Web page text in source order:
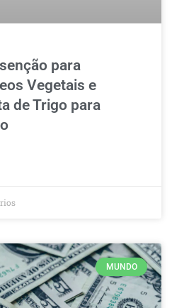
para
Vegetais e
de Trigo para
MUNDO